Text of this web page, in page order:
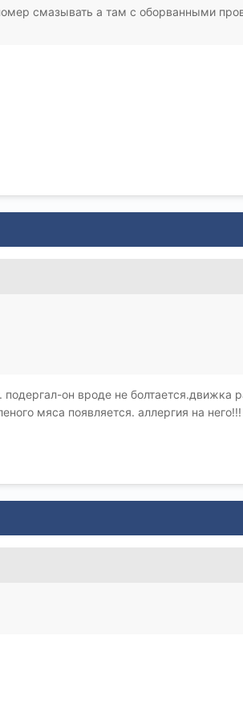
смазывать а там с оборванными
он вроде не болтается.движка
мяса появляется. аллергия на него!!!